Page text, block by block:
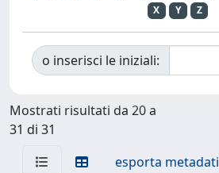
X
Y Z
o inserisci le iniziali:
Mostrati risultati da 20 a
31 di 31
esporta metadati